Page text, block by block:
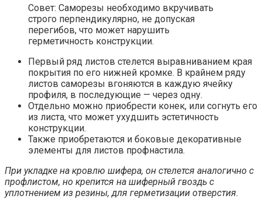
Совет: Саморезы необходимо вкручивать
строго перпендикулярно, не допуская
перегибов, что может нарушить
герметичность конструкции.
Первый ряд листов стелется выравниванием края
покрытия по его нижней кромке. В крайнем ряду
листов саморезы вгоняются в каждую ячейку
профиля, в последующие — через одну.
Отдельно можно приобрести конек, или согнуть его
из листа, что может ухудшить эстетичность
конструкции.
Также приобретаются и боковые декоративные
элементы для листов профнастила.
При укладке на кровлю шифера, он стелется аналогично с
профлистом, но крепится на шиферный гвоздь с
уплотнением из резины, для герметизации отверстия.